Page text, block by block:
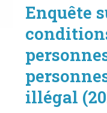
Enquête
illégal